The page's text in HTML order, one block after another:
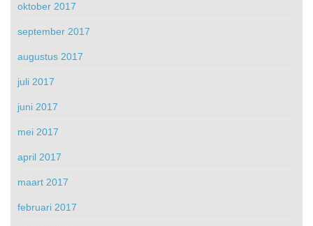
oktober 2017
september 2017
augustus 2017
juli 2017
juni 2017
mei 2017
april 2017
maart 2017
februari 2017